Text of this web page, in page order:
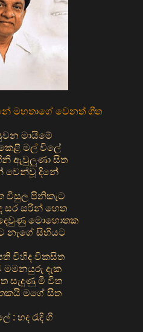
මහතාගේ වෙනත් ගීත
මායිමේ
මල් විලේ
ඇවුලුණා සිත
වෙන්වූ දිනේ
විසුල පිනිකැට
සර සරින් හෙත
මොහොතක
නැගේ සිහියට
විහිද විකසිත
මමනයුරු දැක
සැදුණු මී විත
මගේ සිත
: හද රැදි ගී